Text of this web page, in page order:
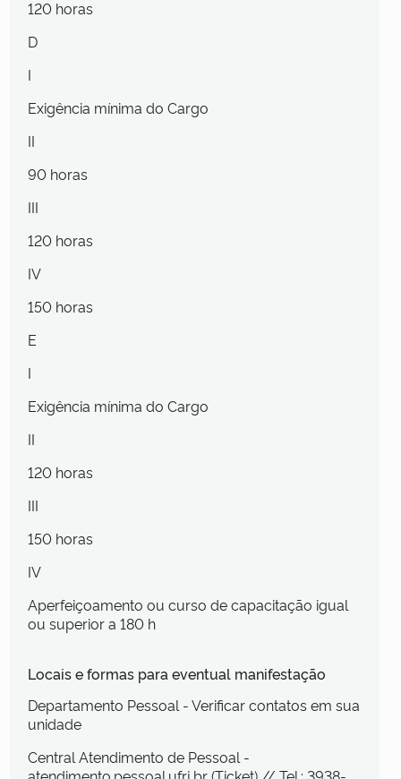
120 horas
D
I
Exigência mínima do Cargo
II
90 horas
III
120 horas
IV
150 horas
E
I
Exigência mínima do Cargo
II
120 horas
III
150 horas
IV
Aperfeiçoamento ou curso de capacitação igual
ou superior a 180 h
Locais e formas para eventual manifestação
Departamento Pessoal - Verificar contatos em sua
unidade
Central Atendimento de Pessoal -
atendimento.pessoal.ufrj.br (Ticket) // Tel.: 3938-